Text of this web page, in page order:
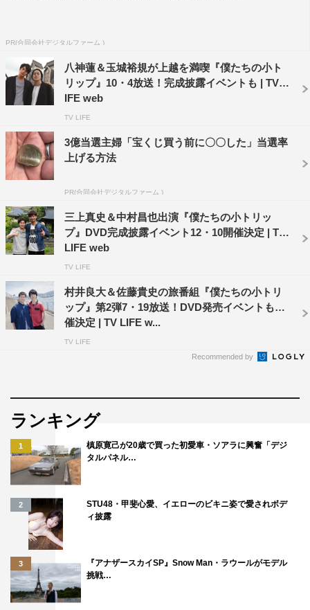
PR(合同会社デジタルファーム )
八神蓮＆玉城裕規が上越を満喫『僕たちの小ト
リップ』10・4放送！完成披露イベントも | TV L
IFE web
TV LIFE
3億当選主婦「宝くじ買う前に〇〇した」当選率
上げる方法
PR(合同会社デジタルファーム )
三上真史＆中村昌也出演『僕たちの小トリッ
プ』DVD完成披露イベント12・10開催決定 | TV
LIFE web
TV LIFE
村井良大＆佐藤貴史の旅番組『僕たちの小トリ
ップ』第2弾7・19放送！DVD発売イベントも開
催決定 | TV LIFE w...
TV LIFE
Recommended by
ランキング
1
槙原寛己が20歳で買った初愛車・ソアラに興奮「デジ
タルパネル…
2
STU48・甲斐心愛、イエローのビキニ姿で愛されボデ
ィ披露
3
『アナザースカイSP』Snow Man・ラウールがモデル
挑戦…